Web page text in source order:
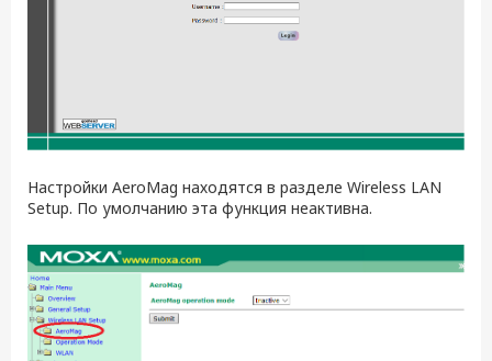
Настройки AeroMag находятся в разделе Wireless LAN
Setup. По умолчанию эта функция неактивна.